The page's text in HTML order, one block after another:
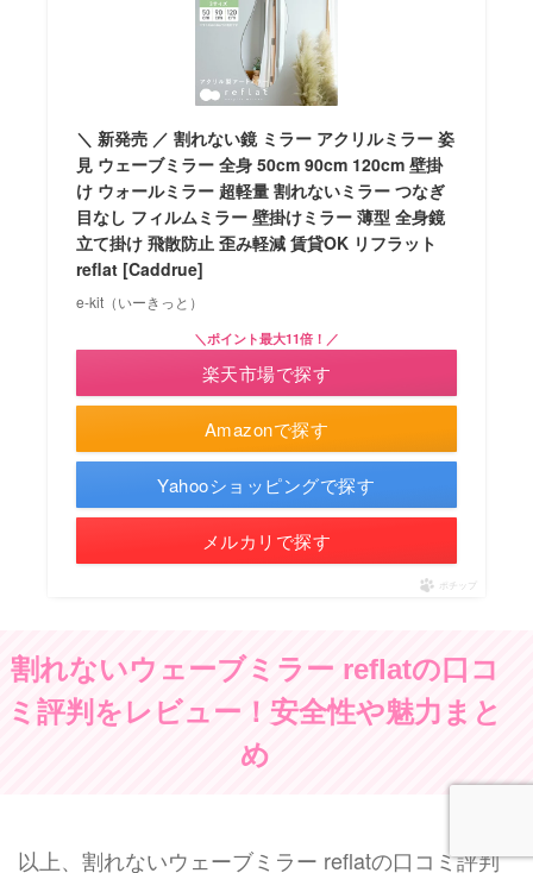
＼ 新発売 ／ 割れない鏡 ミラー アクリルミラー 姿
見 ウェーブミラー 全身 50cm 90cm 120cm 壁掛
け ウォールミラー 超軽量 割れないミラー つなぎ
目なし フィルムミラー 壁掛けミラー 薄型 全身鏡
立て掛け 飛散防止 歪み軽減 賃貸OK リフラット
reflat [Caddrue]
e-kit（いーきっと）
Amazonで探す
＼ポイント最大11倍！／
楽天市場で探す
Yahooショッピングで探す
メルカリで探す
ポチップ
割れないウェーブミラー reflatの口コ
ミ評判をレビュー！安全性や魅力まと
め
以上、割れないウェーブミラー reflatの口コミ評判